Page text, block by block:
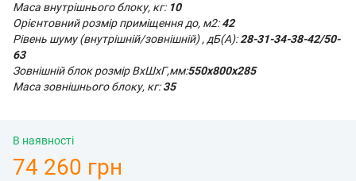
Маса внутрішнього блоку, кг:10
Орієнтовний розмір приміщення до, м2:42
Рівень шуму (внутрішній/зовнішній) , дБ(А): 28-31-34-38-42/50-
63
Зовнішній блок розмір ВхШхГ,мм:550х800x285
Маса зовнішнього блоку, кг:35
В наявності
74 260 грн